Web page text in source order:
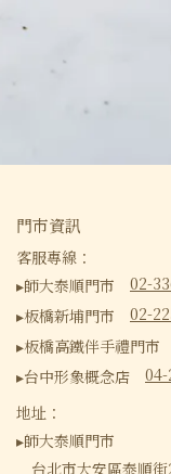
門市資訊
客服專線：
▸師大泰順門市 02-
▸板橋新埔門市 02-
▸板橋高鐵伴手禮門市
▸台中形象概念店
地址：
▸師大泰順門市
台北市大安區泰順